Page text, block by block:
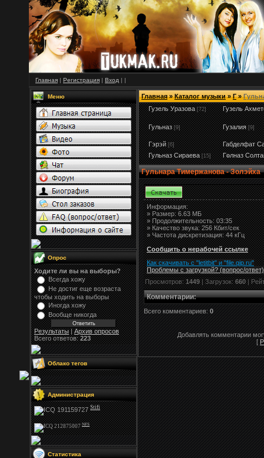
Главная | Регистрация | Вход | |
Меню
Опрос
Ходите ли вы на выборы?
Всегда хожу
Не достиг еще возраста
чтобы ходить на выборы
Иногда хожу
Вообще никогда
Результаты|Архив опросов
Всего ответов:223
Облако тегов
Администрация
Stifi
NFS
Статистика
Главная»Каталог музыки»Г»
Гузель Уразова [72] Гузель
Гульназ [9] Гузалия [9]
Гэрэй [6]
Габделфат
Гульназ Сираева [15] Гөлназ
Гульнара Тимержанова - Золэйха
Информация:
»Размер:6.63 МБ
» Продолжительность: 03:35
» Качество звука: 256 Кбит/сек
» Частота дискретизация: 44 кГц
Сообщить о нерабочей ссылке
Как скачивать с "letitbit" и "file.qip.ru"
Проблемы с загрузкой? (вопрос/ответ)
Просмотров:1449| Загрузок:660|
Комментарии:
Всего комментариев: 0
Добавлять комментарии
[